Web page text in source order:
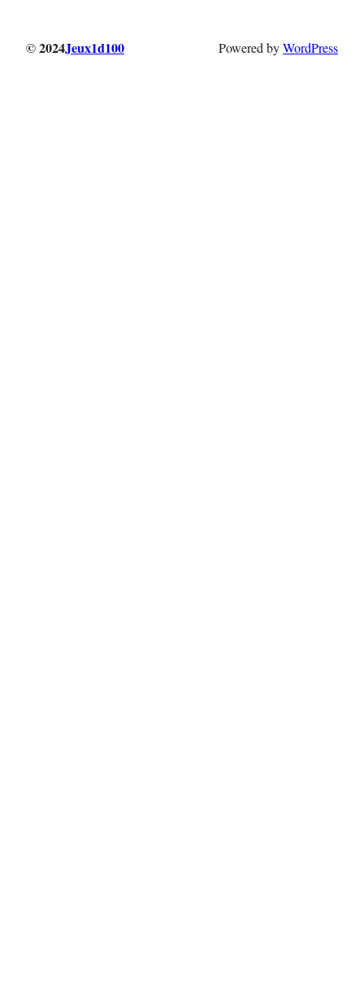
© 2024Jeux1d100 Powered byWordPress